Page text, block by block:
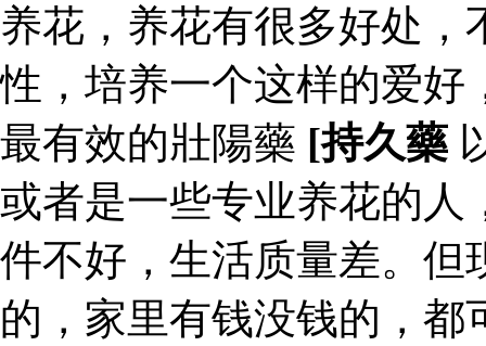
养花，养花有很多好处
性，培养一个这样的爱好
最有效的壯陽藥 [持久藥
或者是一些专业养花的人
件不好，生活质量差。但
的，家里有钱没钱的，